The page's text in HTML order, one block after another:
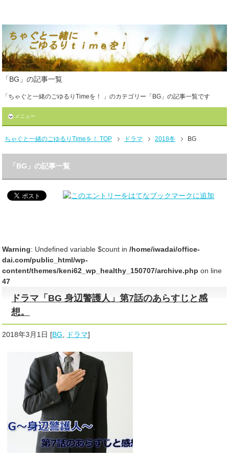
「BG」の記事一覧
「ちゃぐと一緒のごゆるりTimeを！ 」のカテゴリー「BG」の記事一覧です
メニュー
ちゃぐと一緒のごゆるりTimeを！ TOP ドラマ 2018冬 BG
「BG」の記事一覧
Warning: Undefined variable $count in/home/iwadai/office-
dai.com/public_html/wp-
content/themes/keni62_wp_healthy_150707/archive.php on line
47
ドラマ「BG 身辺警護人」第7話のあらすじと感
想。
2018年3月1日 [BG ドラマ]